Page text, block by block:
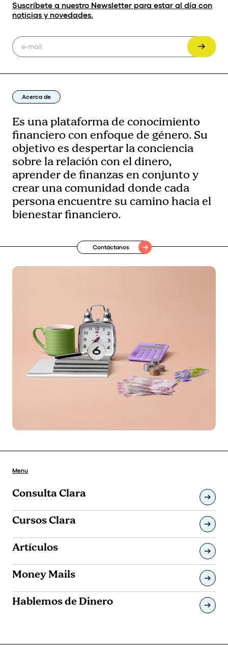
Suscríbete a nuestro Newsletter para estar al día con
noticias y novedades.
Acerca de
Es una plataforma de conocimiento
financiero con enfoque de género. Su
objetivo es despertar la conciencia
sobre la relación con el dinero,
aprender de finanzas en conjunto y
crear una comunidad donde cada
persona encuentre su camino hacia el
bienestar financiero.
Contáctanos
Menu
Consulta Clara
Cursos Clara
Artículos
Money Mails
Hablemos de Dinero